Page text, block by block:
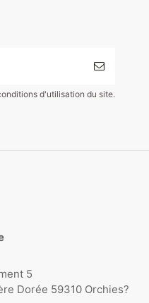
d'utilisation du site.
5
Dorée 59310 Orchies?